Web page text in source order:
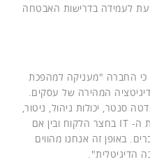
לעמידה בדרישות האבטחה
כי החברה "מעניקה למהפכת
המהירה של עסקים.
סנטר, יכולות ניהול, ניטור,
אנליטיקה ואבטחה – בין אם במערכות ה- IT בחצר הלקוח ובין אם
באופן זה אנחנו מהווים
הדיגיטלית".